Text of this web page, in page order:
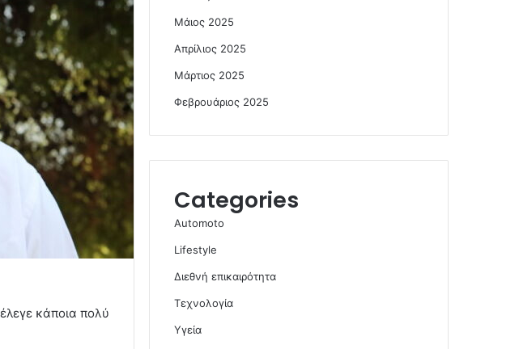
κάποια πολύ
Μάιος 2025
Απρίλιος 2025
Μάρτιος 2025
Φεβρουάριος 2025
Categories
Automoto
Lifestyle
Διεθνή επικαιρότητα
Τεχνολογία
Υγεία